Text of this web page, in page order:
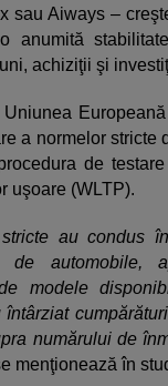
sau Aiways –
anumită
achiziţii şi
Uniunea
a normelor stricte
de
uşoare (WLTP).
au condus
de automobile,
modele
numărului de
menţionează în